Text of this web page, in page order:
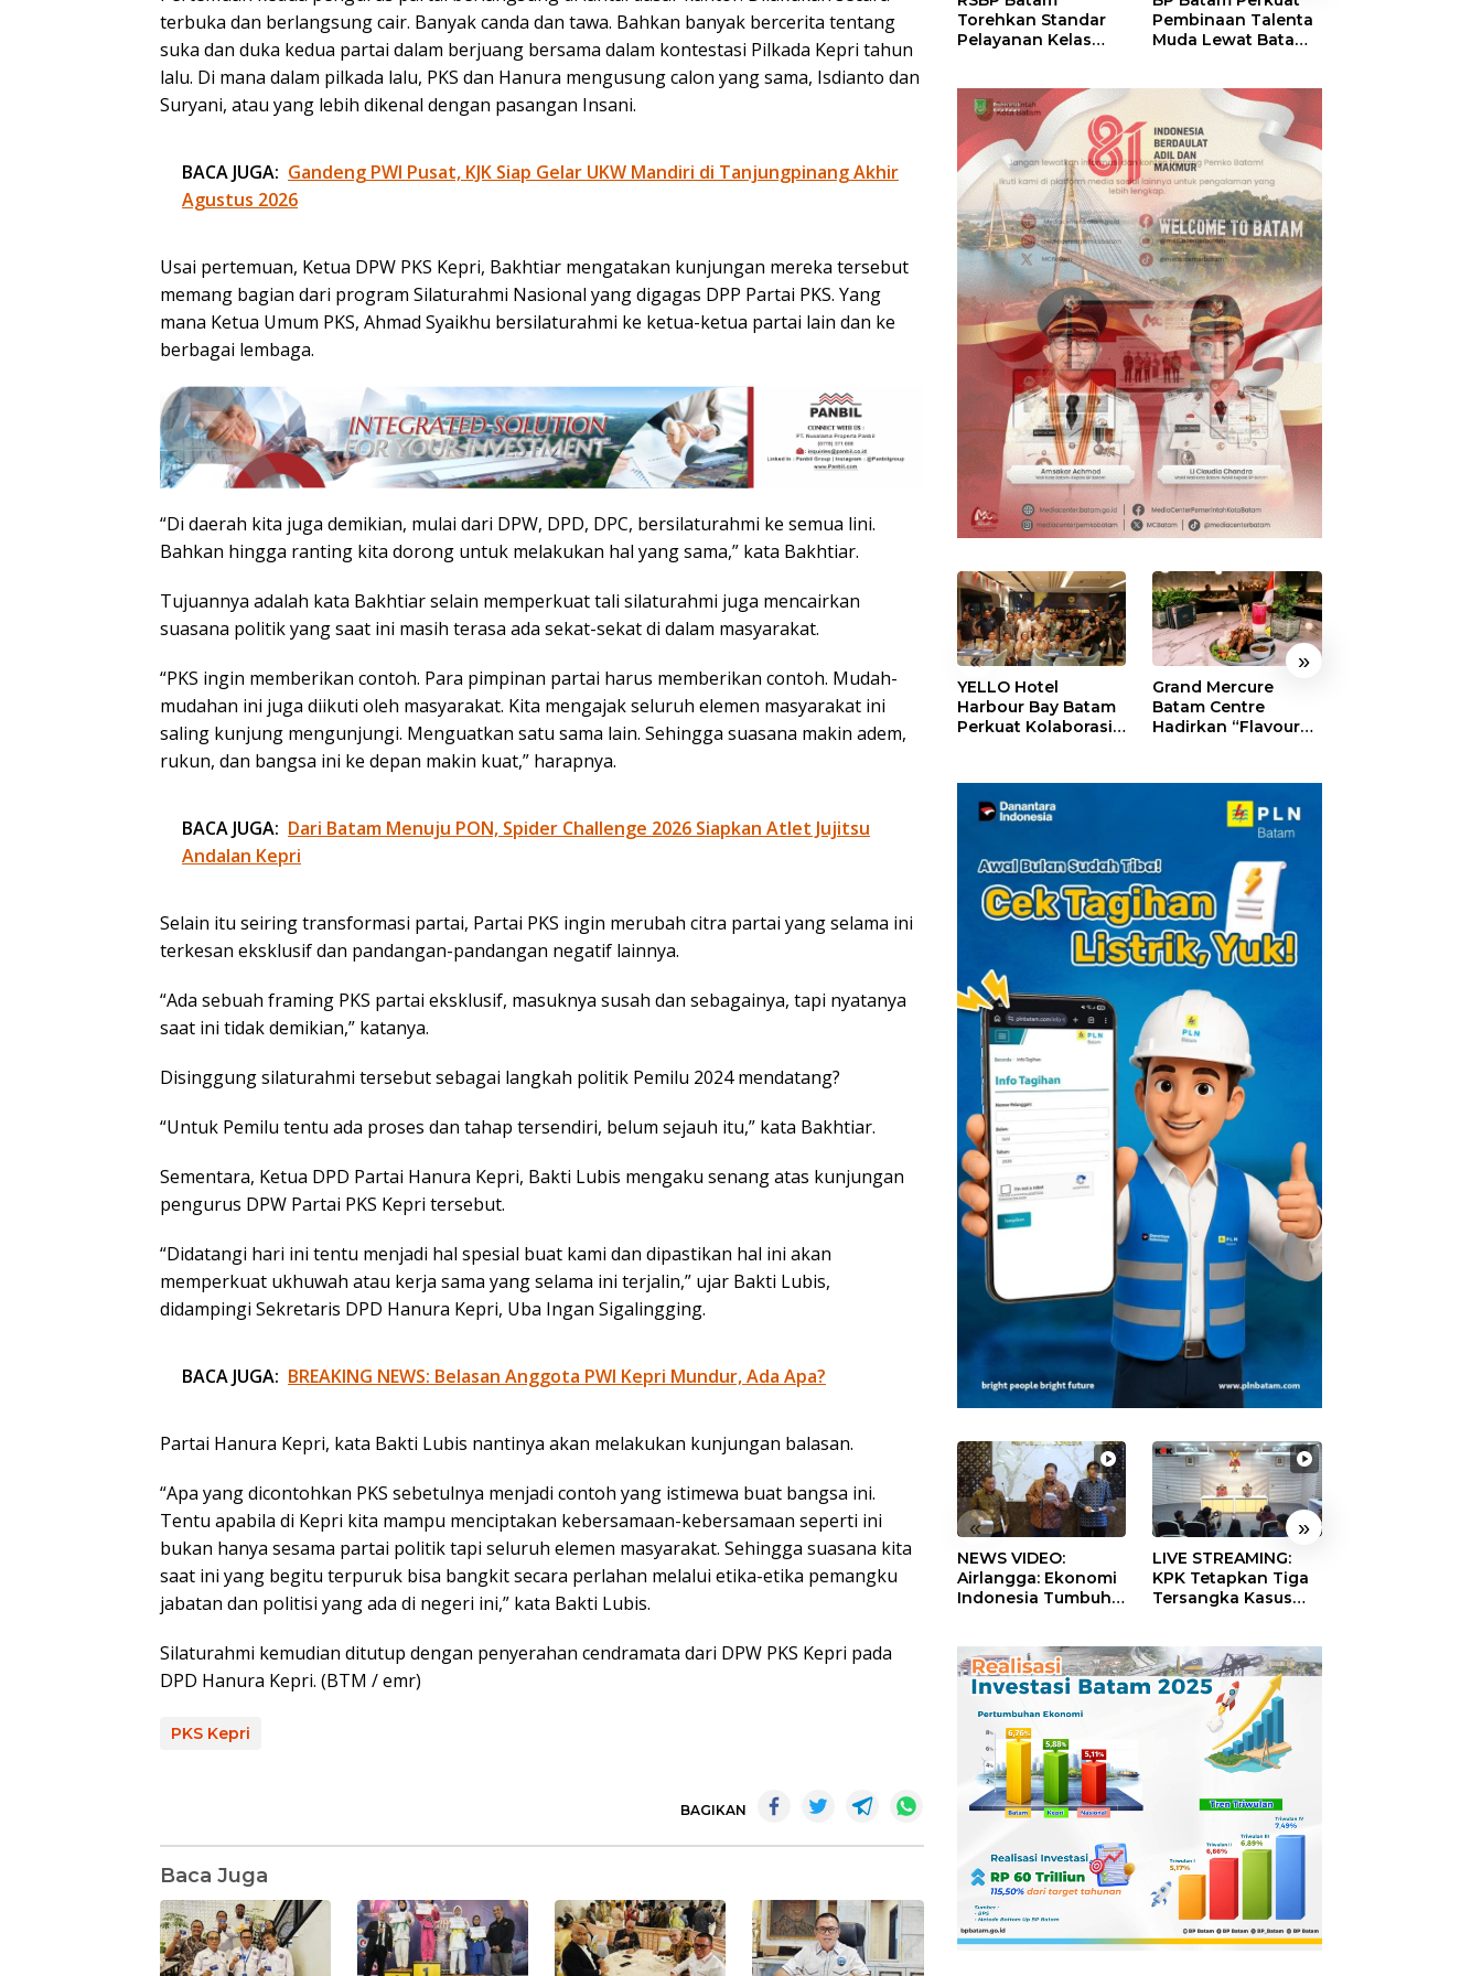
terbuka dan berlangsung cair. Banyak canda dan tawa. Bahkan banyak bercerita tentang
suka dan duka kedua partai dalam berjuang bersama dalam kontestasi Pilkada Kepri tahun
lalu. Di mana dalam pilkada lalu, PKS dan Hanura mengusung calon yang sama, Isdianto dan
Suryani, atau yang lebih dikenal dengan pasangan Insani.
BACA JUGA: Gandeng PWI Pusat, KJK Siap Gelar UKW Mandiri di Tanjungpinang Akhir
Agustus 2026
Usai pertemuan, Ketua DPW PKS Kepri, Bakhtiar mengatakan kunjungan mereka tersebut
memang bagian dari program Silaturahmi Nasional yang digagas DPP Partai PKS. Yang
mana Ketua Umum PKS, Ahmad Syaikhu bersilaturahmi ke ketua-ketua partai lain dan ke
berbagai lembaga.
“Di daerah kita juga demikian, mulai dari DPW, DPD, DPC, bersilaturahmi ke semua lini.
Bahkan hingga ranting kita dorong untuk melakukan hal yang sama,” kata Bakhtiar.
Tujuannya adalah kata Bakhtiar selain memperkuat tali silaturahmi juga mencairkan
suasana politik yang saat ini masih terasa ada sekat-sekat di dalam masyarakat.
“PKS ingin memberikan contoh. Para pimpinan partai harus memberikan contoh. Mudah-
mudahan ini juga diikuti oleh masyarakat. Kita mengajak seluruh elemen masyarakat ini
saling kunjung mengunjungi. Menguatkan satu sama lain. Sehingga suasana makin adem,
rukun, dan bangsa ini ke depan makin kuat,” harapnya.
BACA JUGA: Dari Batam Menuju PON, Spider Challenge 2026 Siapkan Atlet Jujitsu
Andalan Kepri
Selain itu seiring transformasi partai, Partai PKS ingin merubah citra partai yang selama ini
terkesan eksklusif dan pandangan-pandangan negatif lainnya.
“Ada sebuah framing PKS partai eksklusif, masuknya susah dan sebagainya, tapi nyatanya
saat ini tidak demikian,” katanya.
Disinggung silaturahmi tersebut sebagai langkah politik Pemilu 2024 mendatang?
“Untuk Pemilu tentu ada proses dan tahap tersendiri, belum sejauh itu,” kata Bakhtiar.
Sementara, Ketua DPD Partai Hanura Kepri, Bakti Lubis mengaku senang atas kunjungan
pengurus DPW Partai PKS Kepri tersebut.
“Didatangi hari ini tentu menjadi hal spesial buat kami dan dipastikan hal ini akan
memperkuat ukhuwah atau kerja sama yang selama ini terjalin,” ujar Bakti Lubis,
didampingi Sekretaris DPD Hanura Kepri, Uba Ingan Sigalingging.
BACA JUGA: BREAKING NEWS: Belasan Anggota PWI Kepri Mundur, Ada Apa?
Partai Hanura Kepri, kata Bakti Lubis nantinya akan melakukan kunjungan balasan.
“Apa yang dicontohkan PKS sebetulnya menjadi contoh yang istimewa buat bangsa ini.
Tentu apabila di Kepri kita mampu menciptakan kebersamaan-kebersamaan seperti ini
bukan hanya sesama partai politik tapi seluruh elemen masyarakat. Sehingga suasana kita
saat ini yang begitu terpuruk bisa bangkit secara perlahan melalui etika-etika pemangku
jabatan dan politisi yang ada di negeri ini,” kata Bakti Lubis.
Silaturahmi kemudian ditutup dengan penyerahan cendramata dari DPW PKS Kepri pada
DPD Hanura Kepri. (BTM / emr)
PKS Kepri
BAGIKAN
Baca Juga
Torehkan Standar
Pelayanan Kelas
WSO
Pembinaan Talenta
Muda Lewat Batam
Festival 2026
« »
YELLO Hotel
Harbour Bay Batam
Perkuat Kolaborasi
Connect
Grand Mercure
Batam Centre
Hadirkan “Flavours
dengan Cita Rasa
Kuliner Indonesia
« »
NEWS VIDEO:
Airlangga: Ekonomi
Indonesia Tumbuh
LIVE STREAMING:
KPK Tetapkan Tiga
Tersangka Kasus
Pertamina